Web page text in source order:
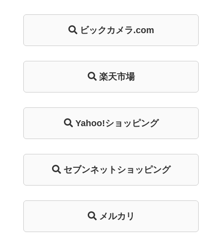
ビックカメラ.com
楽天市場
Yahoo!ショッピング
セブンネットショッピング
メルカリ